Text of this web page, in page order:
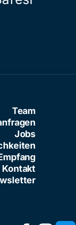
Team
Jobs
Kontakt